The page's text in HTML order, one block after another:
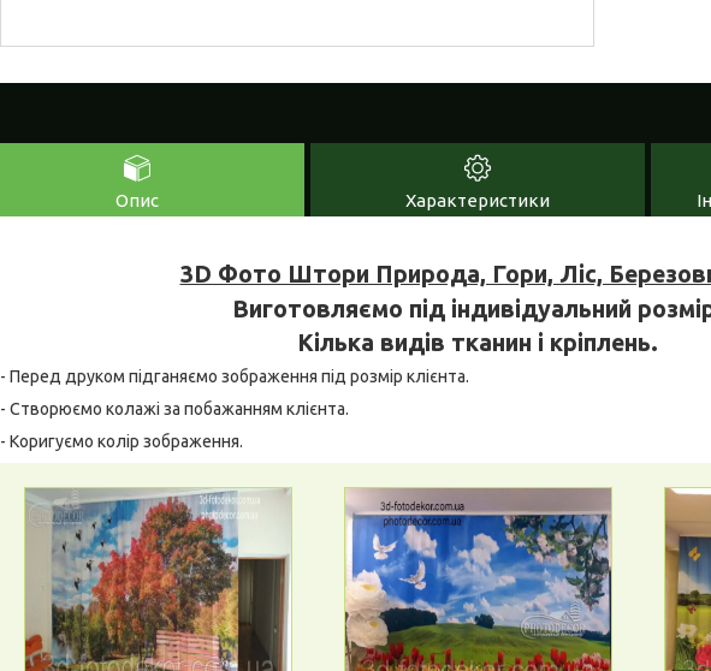
Опис Характеристики
3D Фото Штори Природа, Гори, Ліс,
Виготовляємо під індивідуальний
Кілька видів тканин і кріплень.
- Перед друком підганяємо зображення під розмір клієнта.
- Створюємо колажі за побажанням клієнта.
- Коригуємо колір зображення.